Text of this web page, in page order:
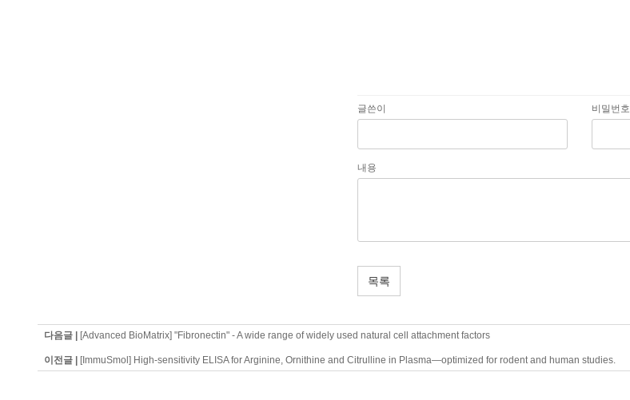
글쓴이 비밀번호
내용
목록
다음글 | [Advanced BioMatrix] "Fibronectin" - A wide range of widely used natural cell attachment factors
이전글 | [ImmuSmol] High-sensitivity ELISA for Arginine, Ornithine and Citrulline in Plasma—optimized for rodent and human studies.